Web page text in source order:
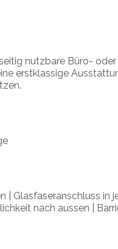
nutzbare Büro-
erstklassige
Glasfaseranschluss in
nach aussen |